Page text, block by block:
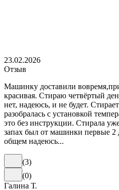
23.02.2026
Отзыв
Машинку доставили
красивая. Стираю четвёртый
нет, надеюсь, и не будет.
разобралась с установкой
это без инструкции. Стирала
запах был от машинки первые 2
общем надеюсь...
(3)
(0)
Галина Т.